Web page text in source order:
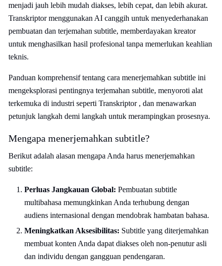
menjadi jauh lebih mudah diakses, lebih cepat, dan lebih akurat.
Transkriptor menggunakan AI canggih untuk menyederhanakan
pembuatan dan terjemahan subtitle, memberdayakan kreator
untuk menghasilkan hasil profesional tanpa memerlukan keahlian
teknis.
Panduan komprehensif tentang cara menerjemahkan subtitle ini
mengeksplorasi pentingnya terjemahan subtitle, menyoroti alat
terkemuka di industri seperti Transkriptor , dan menawarkan
petunjuk langkah demi langkah untuk merampingkan prosesnya.
Mengapa menerjemahkan subtitle?
Berikut adalah alasan mengapa Anda harus menerjemahkan
subtitle:
Perluas Jangkauan Global: Pembuatan subtitle
multibahasa memungkinkan Anda terhubung dengan
audiens internasional dengan mendobrak hambatan bahasa.
Meningkatkan Aksesibilitas: Subtitle yang diterjemahkan
membuat konten Anda dapat diakses oleh non-penutur asli
dan individu dengan gangguan pendengaran.